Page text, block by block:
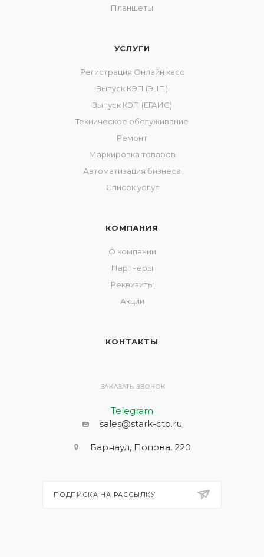
Планшеты
УСЛУГИ
Регистрация Онлайн касс
Выпуск КЭП (ЭЦП)
Выпуск КЭП (ЕГАИС)
Техническое обслуживание
Ремонт
Маркировка товаров
Автоматизация бизнеса
Список услуг
КОМПАНИЯ
О компании
Партнеры
Реквизиты
Акции
КОНТАКТЫ
ЗАКАЗАТЬ ЗВОНОК
Telegram
sales@stark-cto.ru
Барнаул, Попова, 220
ПОДПИСКА НА РАССЫЛКУ